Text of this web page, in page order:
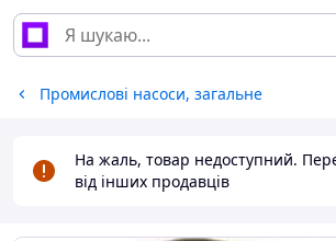
Промислові насоси, загальне
На жаль, товар недоступний.
від інших продавців